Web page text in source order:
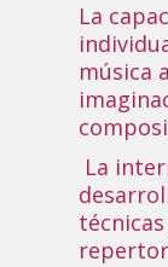
La
música
La